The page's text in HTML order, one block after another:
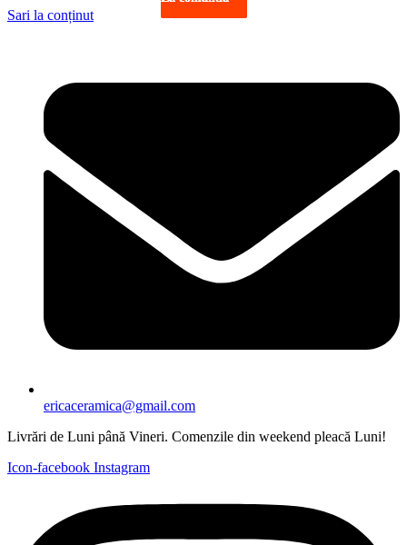
Sari la conținut
ericaceramica@gmail.com
Livrări de Luni până Vineri. Comenzile din weekend pleacă Luni!
Icon-facebook Instagram